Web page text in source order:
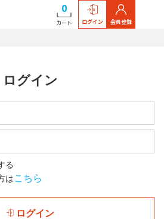
0
カート ログイン 会員登録
ログイン
る
はこちら
ログイン